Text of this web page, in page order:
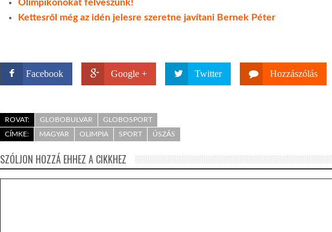
Olimpikonokat felveszünk!
Kettesről még az idén jelesre szeretne javítani Bernek Péter
Facebook Google + Twitter Hozzászólás
ROVAT: GLOBOBULVAR
GLOBOSPORT
CÍMKE:
MAGYAR OLIMPIA SPORT ÚSZÁS
SZÓLJON HOZZÁ EHHEZ A CIKKHEZ